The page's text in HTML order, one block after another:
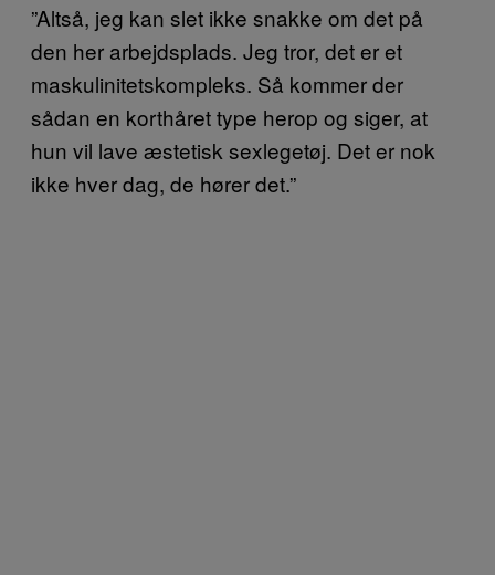
”Altså, jeg kan slet ikke snakke om det på
den her arbejdsplads. Jeg tror, det er et
maskulinitetskompleks. Så kommer der
sådan en korthåret type herop og siger, at
hun vil lave æstetisk sexlegetøj. Det er nok
ikke hver dag, de hører det.”